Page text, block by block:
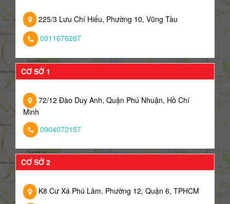
225/3 Lưu Chí Hiếu, Phường 10, Vũng Tàu
0911676267
CƠ SỞ 1
72/12 Đào Duy Anh, Quận Phú Nhuận, Hồ Chí
Minh
0904072157
CƠ SỞ 2
K8 Cư Xá Phú Lâm, Phường 12, Quận 6, TPHCM